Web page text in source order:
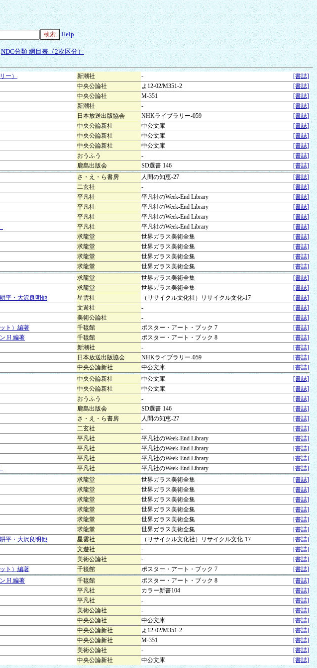
Help
NDC分類 綱目表（2次区分）
ー） 新潮社 -
[書誌]
中央公論社 よ12-02/M351-2
[書誌]
中央公論社 M-351
[書誌]
新潮社 -
[書誌]
日本放送出版協会 NHKライブラリー-059
[書誌]
中央公論新社 中公文庫
[書誌]
中央公論新社 中公文庫
[書誌]
中央公論新社 中公文庫
[書誌]
おうふう -
[書誌]
鹿島出版会 SD選書 146
[書誌]
さ・え・ら書房 人間の知恵-27
[書誌]
二玄社 -
[書誌]
平凡社 平凡社のWeek-End Library
[書誌]
平凡社 平凡社のWeek-End Library
[書誌]
平凡社 平凡社のWeek-End Library
[書誌]
平凡社 平凡社のWeek-End Library
[書誌]
求龍堂 世界ガラス美術全集
[書誌]
求龍堂 世界ガラス美術全集
[書誌]
求龍堂 世界ガラス美術全集
[書誌]
求龍堂 世界ガラス美術全集
[書誌]
求龍堂 世界ガラス美術全集
[書誌]
求龍堂 世界ガラス美術全集
[書誌]
平・大沢良明他 星雲社 （リサイクル文化社）リサイクル文化-17
[書誌]
文遊社 -
[書誌]
美術公論社 -
[書誌]
ト）編著 千毯館 ポスター・アート・ブック 7
[書誌]
.H.編著 千毯館 ポスター・アート・ブック 8
[書誌]
新潮社 -
[書誌]
日本放送出版協会 NHKライブラリー-059
[書誌]
中央公論新社 中公文庫
[書誌]
中央公論新社 中公文庫
[書誌]
中央公論新社 中公文庫
[書誌]
おうふう -
[書誌]
鹿島出版会 SD選書 146
[書誌]
さ・え・ら書房 人間の知恵-27
[書誌]
二玄社 -
[書誌]
平凡社 平凡社のWeek-End Library
[書誌]
平凡社 平凡社のWeek-End Library
[書誌]
平凡社 平凡社のWeek-End Library
[書誌]
平凡社 平凡社のWeek-End Library
[書誌]
求龍堂 世界ガラス美術全集
[書誌]
求龍堂 世界ガラス美術全集
[書誌]
求龍堂 世界ガラス美術全集
[書誌]
求龍堂 世界ガラス美術全集
[書誌]
求龍堂 世界ガラス美術全集
[書誌]
求龍堂 世界ガラス美術全集
[書誌]
平・大沢良明他 星雲社 （リサイクル文化社）リサイクル文化-17
[書誌]
文遊社 -
[書誌]
美術公論社 -
[書誌]
ト）編著 千毯館 ポスター・アート・ブック 7
[書誌]
.H.編著 千毯館 ポスター・アート・ブック 8
[書誌]
平凡社 カラー新書104
[書誌]
平凡社 -
[書誌]
美術公論社 -
[書誌]
中央公論社 中公文庫
[書誌]
中央公論新社 よ12-02/M351-2
[書誌]
中央公論新社 M-351
[書誌]
美術公論社 -
[書誌]
中央公論新社 中公文庫 [書誌]